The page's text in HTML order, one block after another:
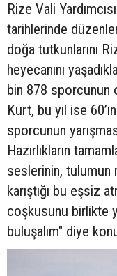
Rize Vali
tarihlerinde
doğa tutkunlarını
heyecanını
bin 878 sporcunun
Kurt, bu yıl ise
sporcunun
Hazırlıkların
seslerinin, tulumun
karıştığı bu eşsiz
coşkusunu birlikte
buluşalım" diye